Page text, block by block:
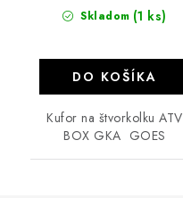
Skladom (1 ks)
DO KOŠÍKA
Kufor na štvorkolku ATV
BOX GKA GOES